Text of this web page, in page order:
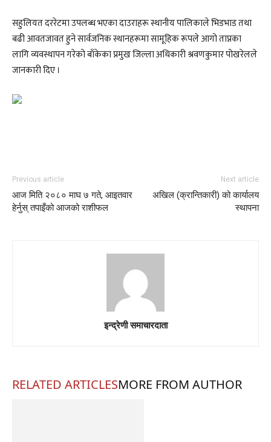
सहुलियत दररेटमा उपलब्ध भएका दाउराहरू स्थानीय पालिकाले भिडभाड तथा
बढी आवतजावत हुने सार्वजनिक स्थानहरूमा सामूहिक रूपले आगो ताप्नका
लागि व्यवस्थापन गरेको बाँकेका प्रमुख जिल्ला अधिकारी श्रवणकुमार पोखरेलले
जानकारी दिए ।
Previous article
आज मिति २०८० माघ ७ गते, आइतवार
हेर्नुस् तपाइँको आजको राशीफल
Next article
अखिल (क्रान्तिकारी) को कार्यालय
स्थापना
इन्द्रेणी समाचारदाता
RELATED ARTICLESMORE FROM AUTHOR